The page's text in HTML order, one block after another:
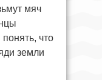
мяч
что
земли